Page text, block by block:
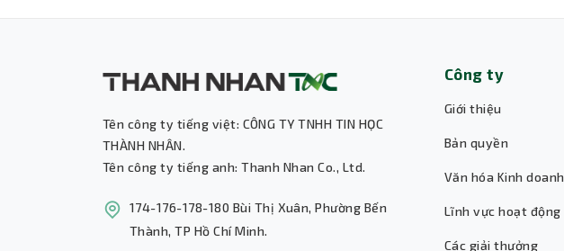
Tên công ty tiếng việt: CÔNG TY TNHH TIN HỌC
THÀNH NHÂN.
Tên công ty tiếng anh: Thanh Nhan Co., Ltd.
174-176-178-180 Bùi Thị Xuân, Phường Bến
Thành, TP Hồ Chí Minh.
Công ty
Giới thiệu
Bản quyền
Văn hóa Kinh doanh
Lĩnh vực hoạt động
Các giải thưởng